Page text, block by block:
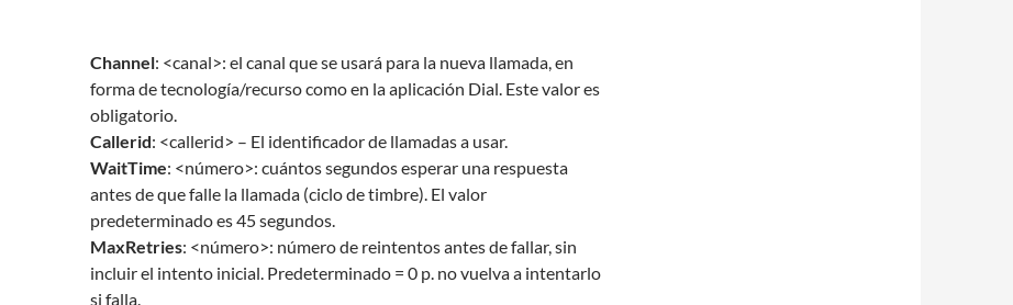
Channel: <canal>: el canal que se usará para la nueva llamada, en
forma de tecnología/recurso como en la aplicación Dial. Este valor es
obligatorio.
Callerid: <callerid> – El identificador de llamadas a usar.
WaitTime: <número>: cuántos segundos esperar una respuesta
antes de que falle la llamada (ciclo de timbre). El valor
predeterminado es 45 segundos.
MaxRetries: <número>: número de reintentos antes de fallar, sin
incluir el intento inicial. Predeterminado = 0 p. no vuelva a intentarlo
si falla.